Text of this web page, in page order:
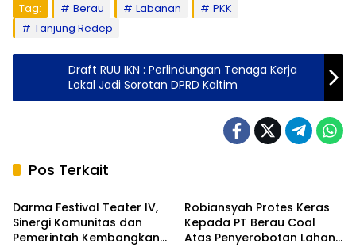
Tag: Berau Labanan
PKK
Tanjung Redep
Draft RUU IKN : Perlindungan Tenaga Kerja
Lokal Jadi Sorotan DPRD Kaltim
Pos Terkait
Berau
Darma Festival Teater IV,
Sinergi Komunitas dan
Pemerintah Kembangkan
Robiansyah Protes Keras
Kepada PT Berau Coal
Atas Penyerobotan Lahan
Berau Nasional